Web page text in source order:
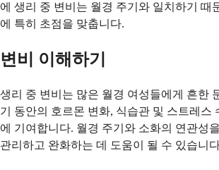
에 생리 중 변비는 월경 주기와 일치하기 때
에 특히 초점을 맞춥니다.
변비 이해하기
생리 중 변비는 많은 월경 여성들에게 흔한
기 동안의 호르몬 변화, 식습관 및 스트레스
에 기여합니다. 월경 주기와 소화의 연관성
관리하고 완화하는 데 도움이 될 수 있습니